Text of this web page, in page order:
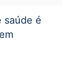
saúde é